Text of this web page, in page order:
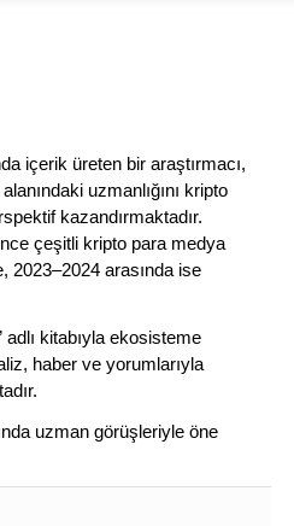
içerik üreten bir araştırmacı,
uzmanlığını kripto
kazandırmaktadır.
çeşitli kripto para medya
2023–2024 arasında ise
kitabıyla ekosisteme
haber ve yorumlarıyla
uzman görüşleriyle öne